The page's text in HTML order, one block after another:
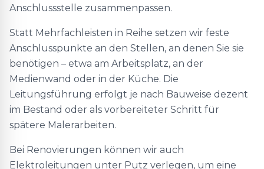
Anschlussstelle zusammenpassen.
Statt Mehrfachleisten in Reihe setzen wir feste
Anschlusspunkte an den Stellen, an denen Sie sie
benötigen – etwa am Arbeitsplatz, an der
Medienwand oder in der Küche. Die
Leitungsführung erfolgt je nach Bauweise dezent
im Bestand oder als vorbereiteter Schritt für
spätere Malerarbeiten.
Bei Renovierungen können wir auch
Elektroleitungen unter Putz verlegen, um eine